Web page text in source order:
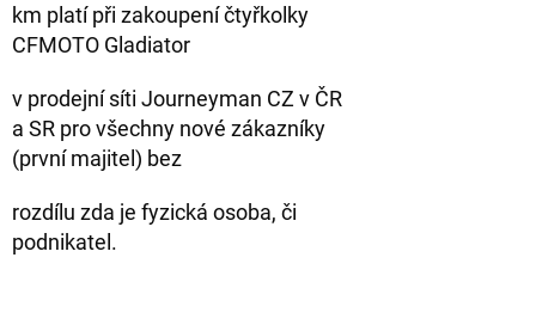
km platí při zakoupení čtyřkolky
CFMOTO Gladiator
v prodejní síti Journeyman CZ v ČR
a SR pro všechny nové zákazníky
(první majitel) bez
rozdílu zda je fyzická osoba, či
podnikatel.